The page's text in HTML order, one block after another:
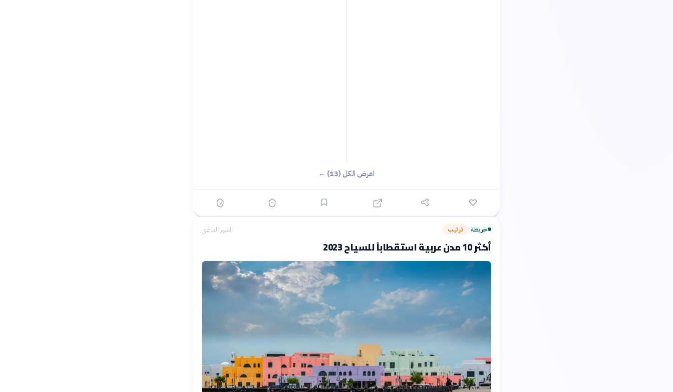
اعرض الكل (13) ←
خريطة› ترتيب الشهر الماضي
أكثر 10 مدن عربية استقطاباً للسياح 2023